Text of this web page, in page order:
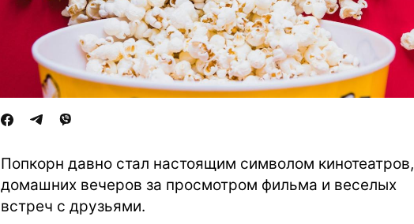
Попкорн давно стал настоящим символом кинотеатров,
домашних вечеров за просмотром фильма и веселых
встреч с друзьями.